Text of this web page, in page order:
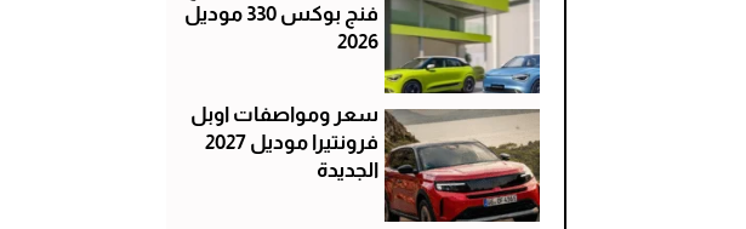
فنج بوكس 330 موديل
2026
سعر ومواصفات اوبل
فرونتيرا موديل 2027
الجديدة